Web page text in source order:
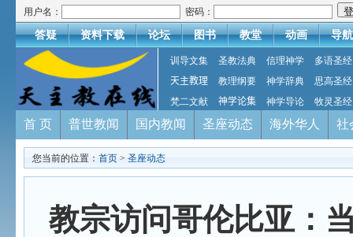
用户名： 密码：
答疑 资料下载 论坛 图书 教堂 动画 导航
训导文集 圣教法典 信理神学
多语圣经
天主教理
教理纲要 神学辞典
思高圣经
梵二文献
神学论集 神学导论 牧灵圣经
首 页 普世教闻 国内教闻 圣座动态 海外华人 社
您当前的位置： 首页 > 圣座动态
教宗访问哥伦比亚：